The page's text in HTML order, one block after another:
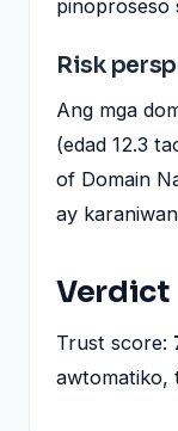
pinoproseso
Risk
Ang mga
(edad 12.3
of Domain
ay
Verdict
Trust score:
awtomatiko,